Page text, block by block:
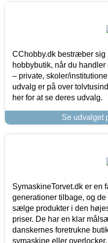
CChobby.dk bestræber
hobbybutik, når du
– private, skoler/
udvalg er på over
her for at se deres udvalg.
Se udvalget
SymaskineTorvet.dk er en
generationer tilbage, og
sælge produkter i den
priser. De har en klar
danskernes foretrukne
symaskine eller